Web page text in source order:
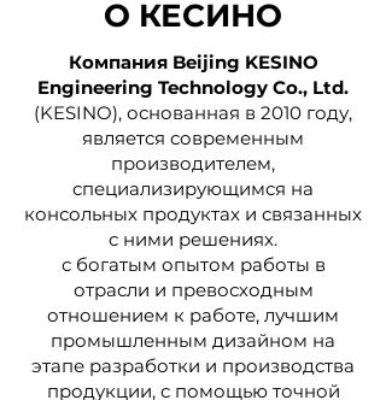
О КЕСИНО
Компания Beijing KESINO
Engineering Technology Co., Ltd.
(KESINO), основанная в 2010 году,
является современным
производителем,
специализирующимся на
консольных продуктах и связанных
с ними решениях.
с богатым опытом работы в
отрасли и превосходным
отношением к работе, лучшим
промышленным дизайном на
этапе разработки и производства
продукции, с помощью точной